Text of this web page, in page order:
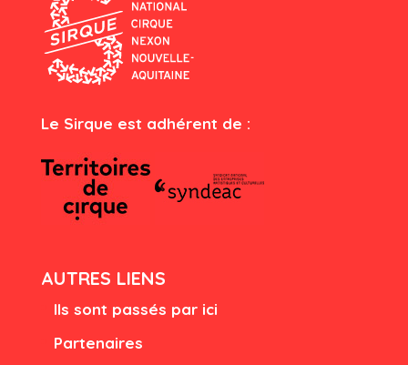
Le Sirque est adhérent de :
AUTRES LIENS
Ils sont passés par ici
Partenaires